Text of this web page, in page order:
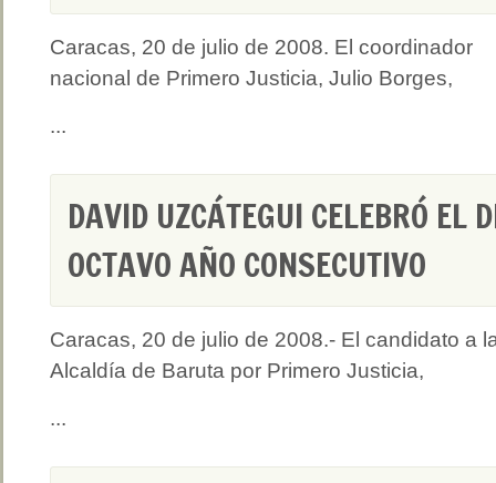
Caracas, 20 de julio de 2008. El coordinador
nacional de Primero Justicia, Julio Borges,
...
DAVID UZCÁTEGUI CELEBRÓ EL
OCTAVO AÑO CONSECUTIVO
Caracas, 20 de julio de 2008.- El candidato a
Alcaldía de Baruta por Primero Justicia,
...